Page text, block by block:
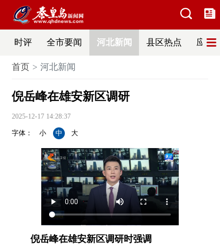
时评 全市要闻 河北新闻 县区热点 应急
首页 河北新闻
倪岳峰在雄安新区调研
2025-12-17 14:28:37
字体： 小 中 大
倪岳峰在雄安新区调研时强调